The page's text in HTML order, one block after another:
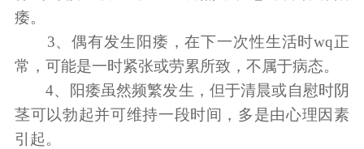
痿。
3、偶有发生阳痿，在下一次性生活时wq正
常，可能是一时紧张或劳累所致，不属于病态。
4、阳痿虽然频繁发生，但于清晨或自慰时阴
茎可以勃起并可维持一段时间，多是由心理因素
引起。